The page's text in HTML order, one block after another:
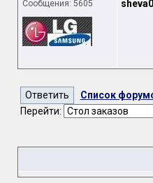
Сообщения: 5605
Список
Перейти: